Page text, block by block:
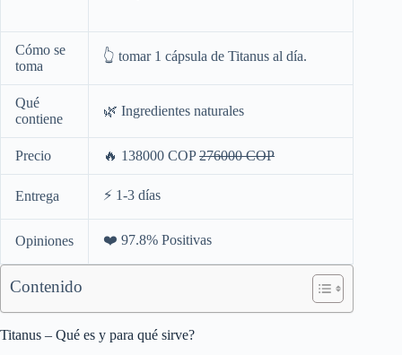
Cómo se
toma
👆 tomar 1 cápsula de Titanus al día.
Qué
contiene
🌿 Ingredientes naturales
Precio 🔥 138000 COP276000 COP
Entrega ⚡️ 1-3 días
Opiniones ❤️ 97.8% Positivas
Contenido
Titanus – Qué es y para qué sirve?